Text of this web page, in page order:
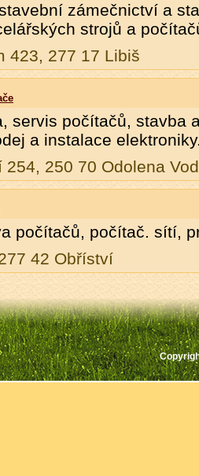
zámečnictví a
strojů a
423, 277 17 Libiš
servis počítačů, stavba
a instalace
254, 250 70 Odolena
počítačů, počítač. sítí,
42 Obříství